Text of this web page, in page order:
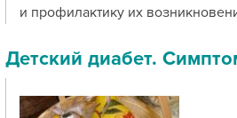
и профилактику их
Детский диабет.